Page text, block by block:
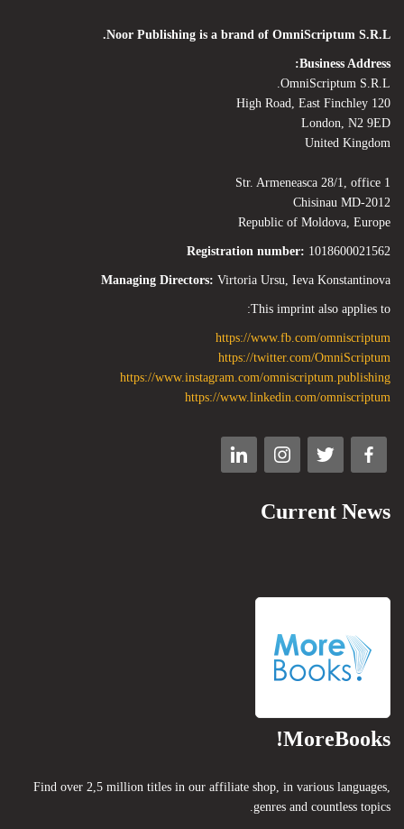
Noor Publishing is a brand of OmniScriptum S.R.L.
Business Address:
OmniScriptum S.R.L.
120 High Road, East Finchley
London, N2 9ED
United Kingdom
Str. Armeneasca 28/1, office 1
Chisinau MD-2012
Republic of Moldova, Europe
Registration number: 1018600021562
Managing Directors: Virtoria Ursu, Ieva Konstantinova
This imprint also applies to:
https://www.fb.com/omniscriptum
https://twitter.com/OmniScriptum
https://www.instagram.com/omniscriptum.publishing
https://www.linkedin.com/omniscriptum
Current News
MoreBooks!
Find over 2,5 million titles in our affiliate shop, in various languages,
genres and countless topics.